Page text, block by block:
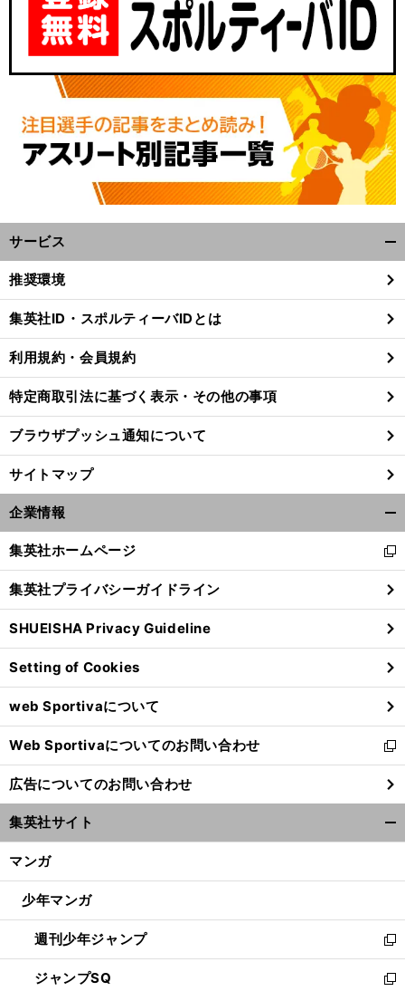
、
侮
」
へ
サービス
閉
る
推奨環境
集英社ID・スポルティーバIDとは
利用規約・会員規約
特定商取引法に基づく表示・その他の事項
ブラウザプッシュ通知について
サイトマップ
企業情報
閉
る
集英社ホームページ
新
し
い
ウ
ィ
ン
ド
ウ
で
開
く
集英社プライバシーガイドライン
SHUEISHA Privacy Guideline
Setting of Cookies
web Sportivaについて
Web Sportivaについてのお問い合わせ
新
し
い
ウ
ィ
ン
ウ
開
く
広告についてのお問い合わせ
集英社サイト
マンガ
少年マンガ
週刊少年ジャンプ
新
し
い
ジャンプSQ
新